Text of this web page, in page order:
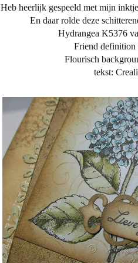
Heb heerlijk gespeeld met mijn
En daar rolde deze
Hydrangea K5376
Friend definition
Flourisch
tekst: